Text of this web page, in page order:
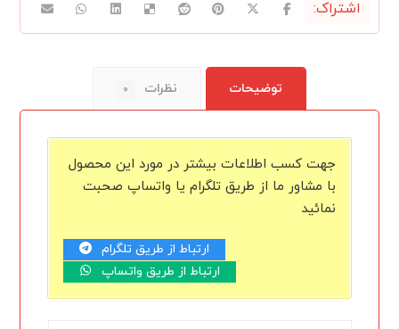
توضیحات نظرات ۰
جهت کسب اطلاعات بیشتر در مورد این محصول
با مشاور ما از طریق تلگرام یا واتساپ صحبت
نمائید
ارتباط از طریق تلگرام
ارتباط از طریق واتساپ